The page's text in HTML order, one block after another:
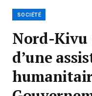
SOCIÉTÉ
Nord-Kivu
d’une